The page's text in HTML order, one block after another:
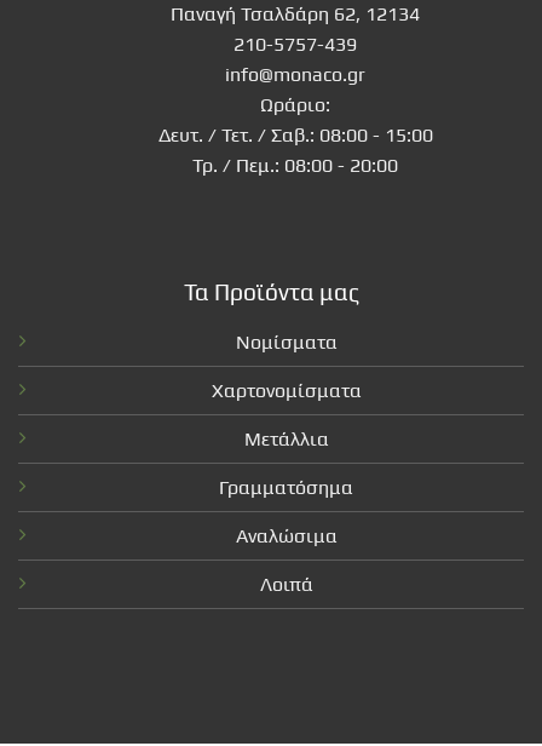
Παναγή Τσαλδάρη 62, 12134
210-5757-439
info@monaco.gr
Ωράριο:
Δευτ. / Τετ. / Σαβ.: 08:00 - 15:00
Τρ. / Πεμ.: 08:00 - 20:00
Τα Προϊόντα μας
Νομίσματα
Χαρτονομίσματα
Μετάλλια
Γραμματόσημα
Αναλώσιμα
Λοιπά